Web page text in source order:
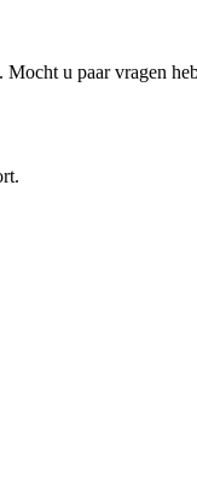
u paar vragen